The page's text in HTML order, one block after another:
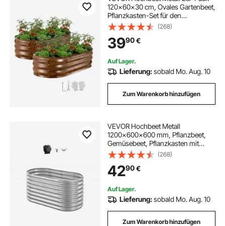
pflanzkübel metall verzinkt
gemüse anbauen ohne garten
terrassen pflanzkübel
holz pflanzkübel
pflanzkübel gemüse pflanzkübel silber
pflanzkübel 60 cm hoch
kunststoff terrassen pflanzkübel kräuter
120x60x30 cm, Ovales Gartenbeet,
Pflanzkasten-Set für den
Außenbereich, Gemüsebeet mit
Handschuhen, Blumenbeet
Bodenlos, Pflanzbeet für Blumen &
Gemüse
(268)
3990€
Auf Lager.
Lieferung:sobald Mo. Aug. 10
Zum Warenkorb hinzufügen
VEVOR Hochbeet Metall
1200x600x600 mm, Pflanzbeet,
Gemüsebeet, Pflanzkasten mit
offenem Boden & abgerundeten
Kanten, Blumenbeet, Kräuterbeet,
ideal für Gemüse, Blumen, Kräuter &
Sukkulenten, Oval
(268)
4290€
Auf Lager.
Lieferung:sobald Mo. Aug. 10
Zum Warenkorb hinzufügen